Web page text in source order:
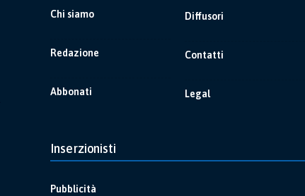
Chi siamo
Redazione
Abbonati
Diffusori
Contatti
Legal
Inserzionisti
Pubblicità